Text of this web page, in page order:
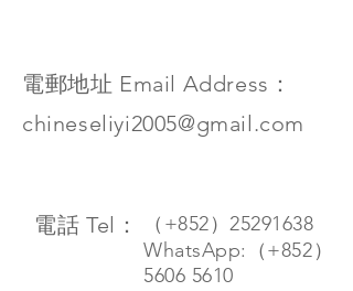
電郵地址 Email Address：
chineseliyi2005@gmail.com
（+852）25291638
WhatsApp:（+852）
5606 5610
電話 Tel：